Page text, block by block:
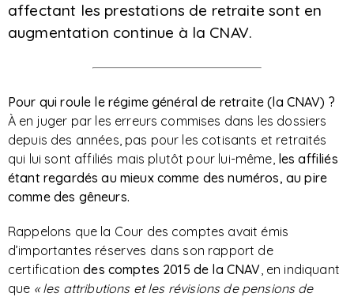
affectant les prestations de retraite sont en
augmentation continue à la CNAV.
Pour qui roule le régime général de retraite (la CNAV) ?
À en juger par les erreurs commises dans les dossiers
depuis des années, pas pour les cotisants et retraités
qui lui sont affiliés mais plutôt pour lui-même, les affiliés
étant regardés au mieux comme des numéros, au pire
comme des gêneurs.
Rappelons que la Cour des comptes avait émis
d’importantes réserves dans son rapport de
certification des comptes 2015 de la CNAV, en indiquant
que « les attributions et les révisions de pensions de